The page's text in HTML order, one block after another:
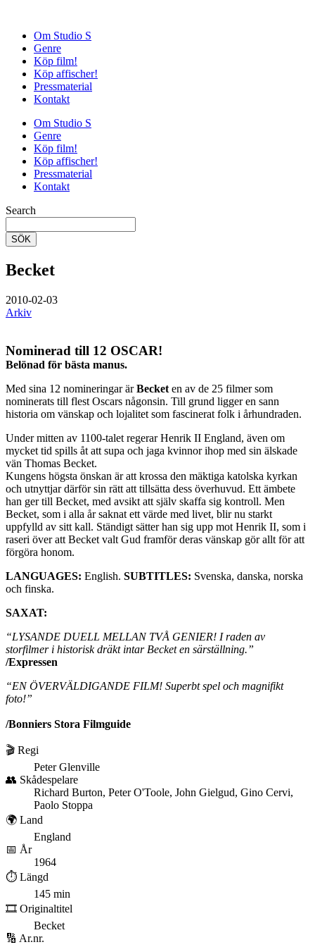
Om Studio S
Genre
Köp film!
Köp affischer!
Pressmaterial
Kontakt
Om Studio S
Genre
Köp film!
Köp affischer!
Pressmaterial
Kontakt
Search
SÖK
Becket
2010-02-03
Arkiv
Nominerad till 12 OSCAR!
Belönad för bästa manus.
Med sina 12 nomineringar ärBecket en av de 25 filmer som
nominerats till flest Oscars någonsin. Till grund ligger en sann
historia om vänskap och lojalitet som fascinerat folk i århundraden.
Under mitten av 1100-talet regerar Henrik II England, även om
mycket tid spills åt att supa och jaga kvinnor ihop med sin älskade
vän Thomas Becket.
Kungens högsta önskan är att krossa den mäktiga katolska kyrkan
och utnyttjar därför sin rätt att tillsätta dess överhuvud. Ett ämbete
han ger till Becket, med avsikt att själv skaffa sig kontroll. Men
Becket, som i alla år saknat ett värde med livet, blir nu starkt
uppfylld av sitt kall. Ständigt sätter han sig upp mot Henrik II, som i
raseri över att Becket valt Gud framför deras vänskap gör allt för att
förgöra honom.
LANGUAGES: English. SUBTITLES: Svenska, danska, norska
och finska.
SAXAT:
“LYSANDE DUELL MELLAN TVÅ GENIER! I raden av
storfilmer i historisk dräkt intar Becket en särställning.”
/Expressen
“EN ÖVERVÄLDIGANDE FILM! Superbt spel och magnifikt
foto!”
/Bonniers Stora Filmguide
🎬 Regi
Peter Glenville
👥 Skådespelare
Richard Burton, Peter O'Toole, John Gielgud, Gino Cervi,
Paolo Stoppa
🌍 Land
England
📅 År
1964
⏱️ Längd
145 min
🎞️ Originaltitel
Becket
🔢 Ar.nr.